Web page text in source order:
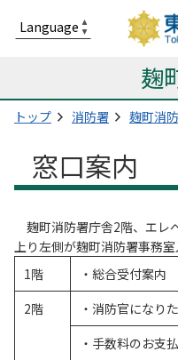
麹
トップ 消防署 麹町消
窓口案内
麹町消防署庁舎2階、エレ
上り左側が麹町消防署事務室
1階
・総合受付案内
2階
・消防官になり
・手数料のお支